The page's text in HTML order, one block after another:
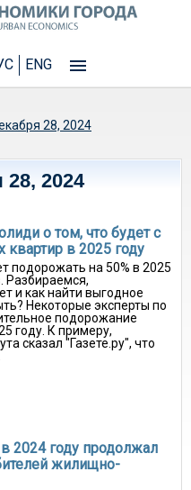
ENG
28, 2024
28, 2024
о том, что будет с
квартир в 2025 году
подорожать на 50% в 2025
Разбираемся,
и как найти выгодное
Некоторые эксперты по
подорожание
году. К примеру,
сказал "Газете.ру", что
2024 году продолжал
жилищно-